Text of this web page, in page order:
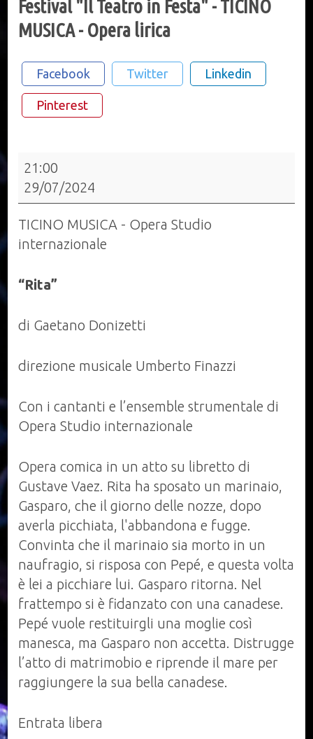
Festival "Il Teatro in Festa" - TICINO
MUSICA - Opera lirica
Facebook Twitter Linkedin
Pinterest
Festival
"Il
Teatro
in
Festa"
TICINO
lirica
21:00
29/07/2024
TICINO MUSICA - Opera Studio
internazionale
“Rita”
di Gaetano Donizetti
direzione musicale Umberto Finazzi
Con i cantanti e l’ensemble strumentale di
Opera Studio internazionale
Opera comica in un atto su libretto di
Gustave Vaez. Rita ha sposato un marinaio,
Gasparo, che il giorno delle nozze, dopo
averla picchiata, l'abbandona e fugge.
Convinta che il marinaio sia morto in un
naufragio, si risposa con Pepé, e questa volta
è lei a picchiare lui. Gasparo ritorna. Nel
frattempo si è fidanzato con una canadese.
Pepé vuole restituirgli una moglie così
manesca, ma Gasparo non accetta. Distrugge
l’atto di matrimobio e riprende il mare per
raggiungere la sua bella canadese.
Entrata libera